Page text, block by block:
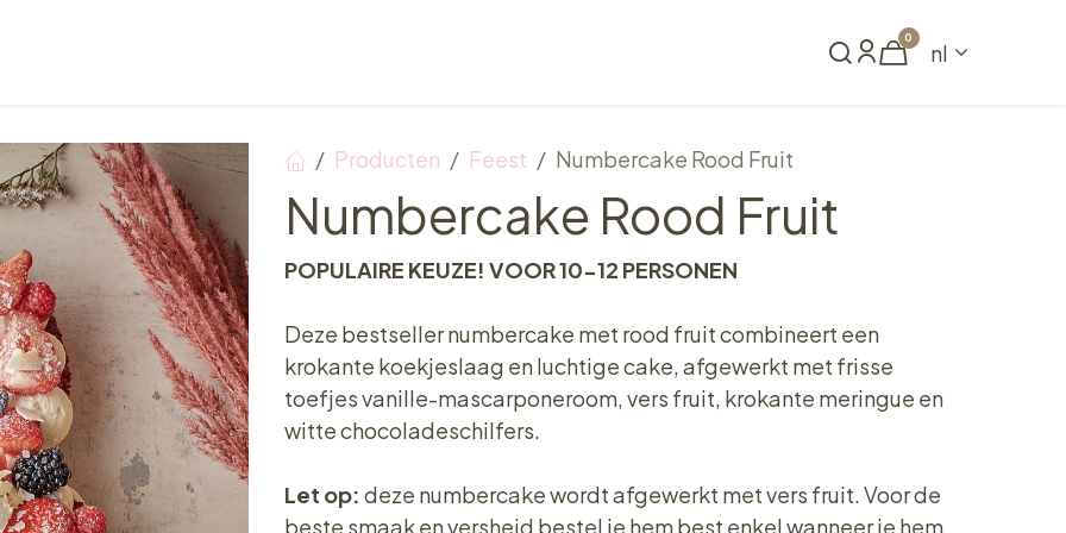
0
nl
Producten Feest Numbercake Rood Fruit
Numbercake Rood Fruit
POPULAIRE KEUZE! VOOR 10-12 PERSONEN
Deze bestseller numbercake met rood fruit combineert een
krokante koekjeslaag en luchtige cake, afgewerkt met frisse
toefjes vanille-mascarponeroom, vers fruit, krokante meringue en
witte chocoladeschilfers.
Let op: deze numbercake wordt afgewerkt met vers fruit. Voor de
beste smaak en versheid bestel je hem best enkel wanneer je hem